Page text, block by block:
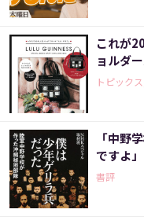
これが
ョルダ
トピック
「中野
ですよ」
書評